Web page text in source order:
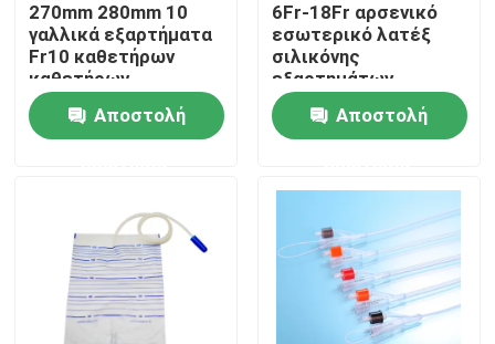
επαφή
Ζητήστε ένα απόσπασμα
Ιατρικό λαστιχένιο πώμα
Λαστιχένιος δύτης συρίγγων
270mm 280mm 10
γαλλικά εξαρτήματα
Fr10 καθετήρων
καθετήρων
παιδιατρικά ουρικά
Αποστολή
6Fr-18Fr αρσενικό
εσωτερικό λατέξ
σιλικόνης
εξαρτημάτων
καθετήρων
καθετήρων ουρικό
Αποστολή